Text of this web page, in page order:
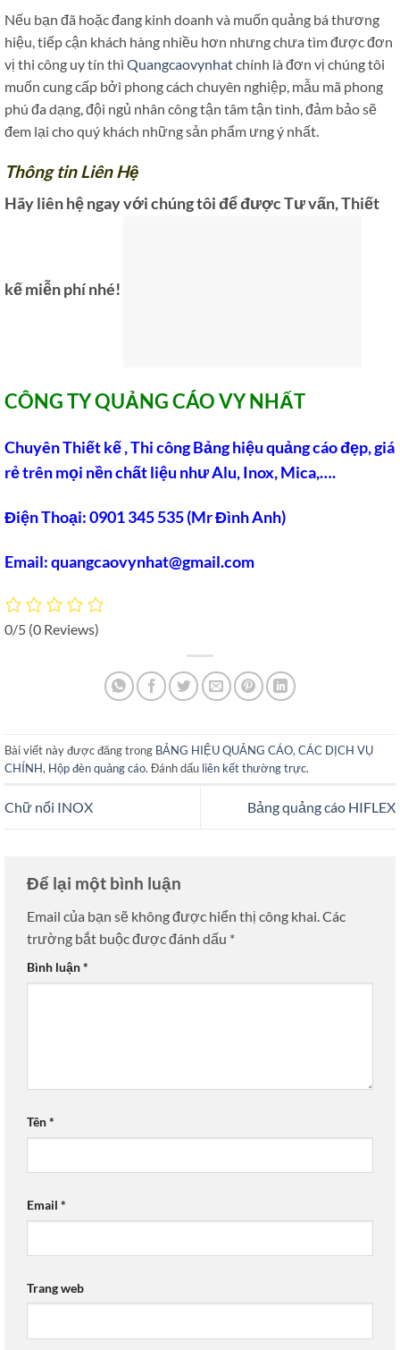
Nếu bạn đã hoặc đang kinh doanh và muốn quảng bá thương
hiệu, tiếp cận khách hàng nhiều hơn nhưng chưa tìm được đơn
vị thi công uy tín thì Quangcaovynhatchính là đơn vị chúng tôi
muốn cung cấp bởi phong cách chuyên nghiệp, mẫu mã phong
phú đa dạng, đội ngủ nhân công tận tâm tận tình, đảm bảo sẽ
đem lại cho quý khách những sản phẩm ưng ý nhất.
Thông tin Liên Hệ
Hãy liên hệ ngay với chúng tôi để được Tư vấn, Thiết
kế miễn phí nhé!
CÔNG TY QUẢNG CÁO VY NHẤT
Chuyên Thiết kế , Thi công Bảng hiệu quảng cáo đẹp, giá
rẻ trên mọi nền chất liệu như Alu, Inox, Mica,….
Điện Thoại: 0901 345 535 (Mr Đình Anh)
Email: quangcaovynhat@gmail.com
0/5 (0 Reviews)
Bài viết này được đăng trong BẢNG HIỆU QUẢNG CÁO, CÁC DỊCH VỤ
CHÍNH, Hộp đèn quảng cáo. Đánh dấu liên kết thường trực.
Chữ nổi INOX Bảng quảng cáo HIFLEX
Để lại một bình luận
Email của bạn sẽ không được hiển thị công khai.Các
trường bắt buộc được đánh dấu *
Bình luận*
Tên*
Email *
Trang web